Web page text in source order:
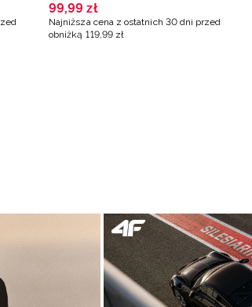
99,99 zł
Najniższa cena z ostatnich 30 dni przed
obniżką 119,99 zł